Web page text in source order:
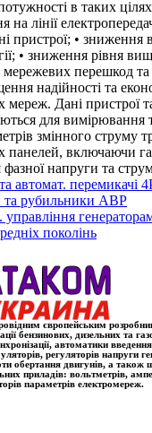
в таких
на лінії
пристрої; • зниження
• зниження рівня
перешкод та
надійності та
мереж. Дані пристрої
для вимірювання
змінного струму
панелей, включаючи
напруги та
автомат. перемикачі
рубильники АВР
поколінь
європейським
бензинових, дизельних та
автоматики
регуляторів напруги
обертання двигунів, а також
приладів: вольтметрів,
параметрів електромереж.